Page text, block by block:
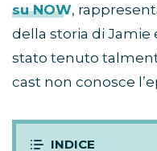
su NOW,
della storia di Jamie
stato tenuto
cast non conosce